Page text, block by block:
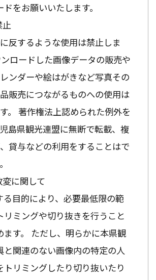
ドをお願いいたします。
反するような使用は禁止しま
ロードした画像データの販売や
ンダーや絵はがきなど写真その
販売につながるものへの使用は
。 著作権法上認められた例外を
島県観光連盟に無断で転載、複
貸与などの利用をすることはで
に関して
目的により、必要最低限の範
リミングや切り抜きを行うこと
ます。 ただし、明らかに本県観
と関連のない画像内の特定の人
トリミングしたり切り抜いたり